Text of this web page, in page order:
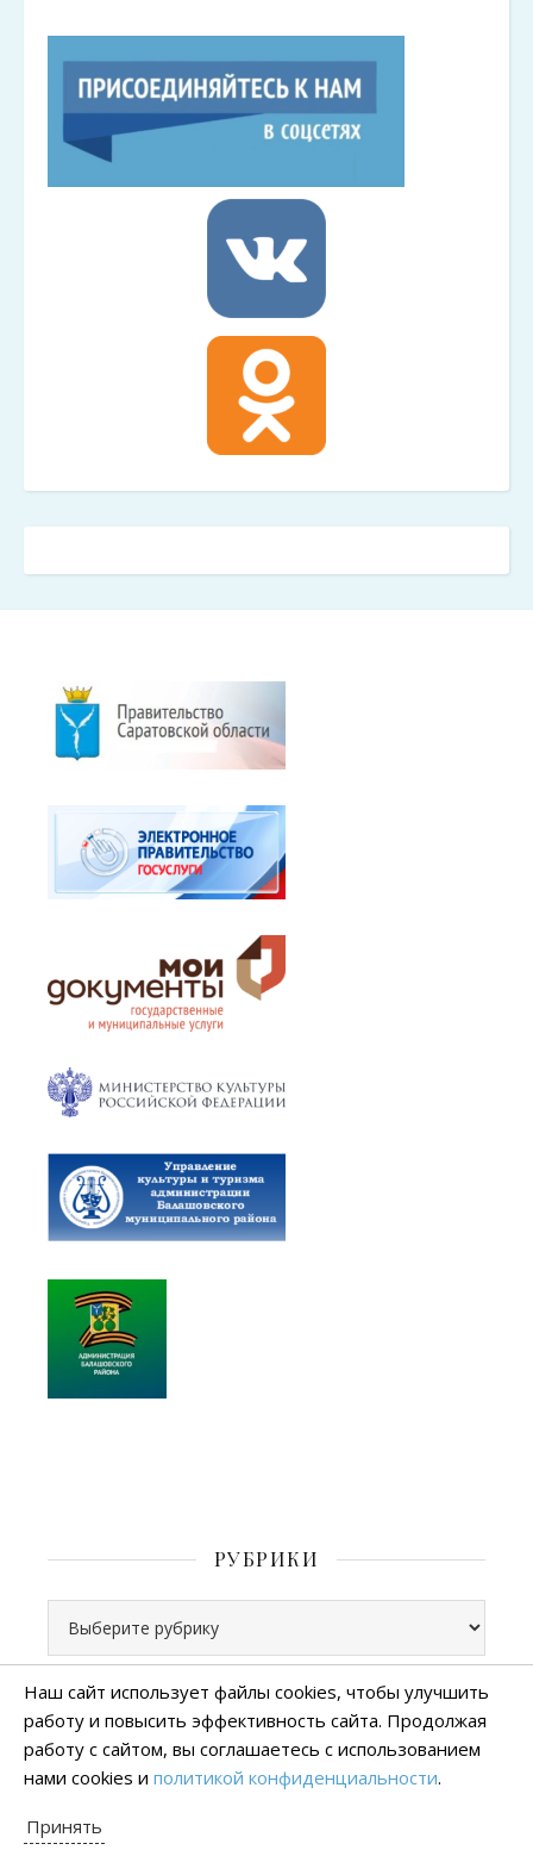
РУБРИКИ
Все права защищены
Политика конфиденциальности
Наш сайт использует файлы cookies, чтобы улучшить
работу и повысить эффективность сайта. Продолжая
работу с сайтом, вы соглашаетесь с использованием
нами cookies и политикой конфиденциальности.
Принять